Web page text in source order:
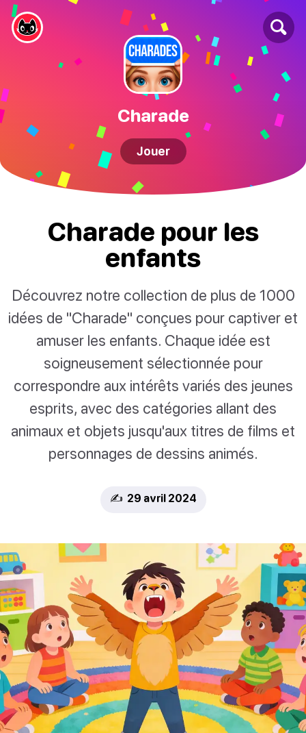
Charade
Jouer
Charade pour les
enfants
Découvrez notre collection de plus de 1000
idées de "Charade" conçues pour captiver et
amuser les enfants. Chaque idée est
soigneusement sélectionnée pour
correspondre aux intérêts variés des jeunes
esprits, avec des catégories allant des
animaux et objets jusqu'aux titres de films et
personnages de dessins animés.
✍️ 29 avril 2024